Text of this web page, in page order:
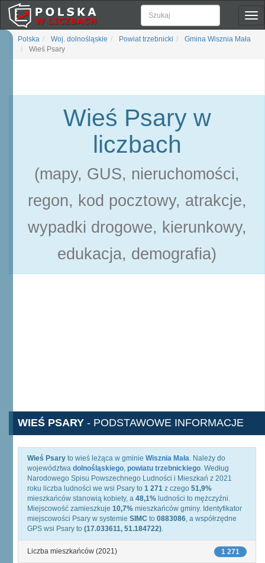
Polska Woj. dolnośląskie Powiat trzebnicki
Gmina Wisznia Mała
Wieś Psary
Wieś Psary w
liczbach
(mapy, GUS, nieruchomości,
regon, kod pocztowy, atrakcje,
wypadki drogowe, kierunkowy,
edukacja, demografia)
WIEŚ PSARY - PODSTAWOWE INFORMACJE
Wieś Psary to wieś leżąca w gminie Wisznia Mała. Należy do
województwa dolnośląskiego, powiatu trzebnickiego. Według
Narodowego Spisu Powszechnego Ludności i Mieszkań z 2021
roku liczba ludności we wsi Psary to 1 271 z czego 51,9%
mieszkańców stanowią kobiety, a 48,1% ludności to mężczyźni.
Miejscowość zamieszkuje 10,7% mieszkańców gminy. Identyfikator
miejscowości Psary w systemie SIMC to 0883086, a współrzędne
GPS wsi Psary to (17.033611, 51.184722).
1 271
Liczba mieszkańców (2021)